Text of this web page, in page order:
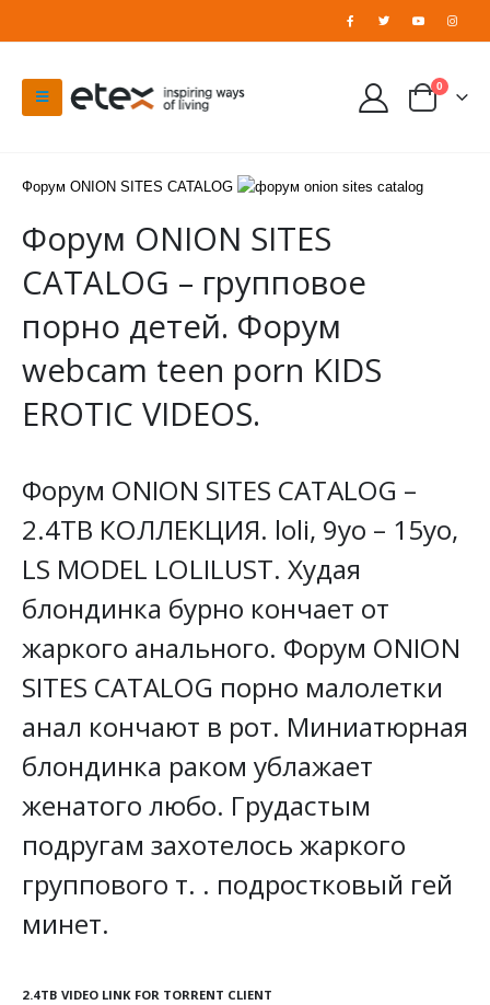
0
Форум ONION SITES CATALOG
Форум ONION SITES
CATALOG – групповое
порно детей. Форум
webcam teen porn KIDS
EROTIC VIDEOS.
Форум ONION SITES CATALOG –
2.4TB КОЛЛЕКЦИЯ. loli, 9yo – 15yo,
LS MODEL LOLILUST. Худая
блондинка бурно кончает от
жаркого анального. Форум ONION
SITES CATALOG порно малолетки
анал кончают в рот. Миниатюрная
блондинка раком ублажает
женатого любо. Грудастым
подругам захотелось жаркого
группового т. . подростковый гей
минет.
2.4TB VIDEO LINK FOR TORRENT CLIENT